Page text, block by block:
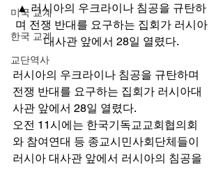
미국 교계
한국 교계
교단역사
▲ 러시아의 우크라이나 침공을 규탄하
며 전쟁 반대를 요구하는 집회가 러시아
대사관 앞에서 28일 열렸다.
러시아의 우크라이나 침공을 규탄하며
전쟁 반대를 요구하는 집회가 러시아대
사관 앞에서 28일 열렸다.
오전 11시에는 한국기독교교회협의회
와 참여연대 등 종교시민사회단체들이
러시아 대사관 앞에서 러시아의 침공을